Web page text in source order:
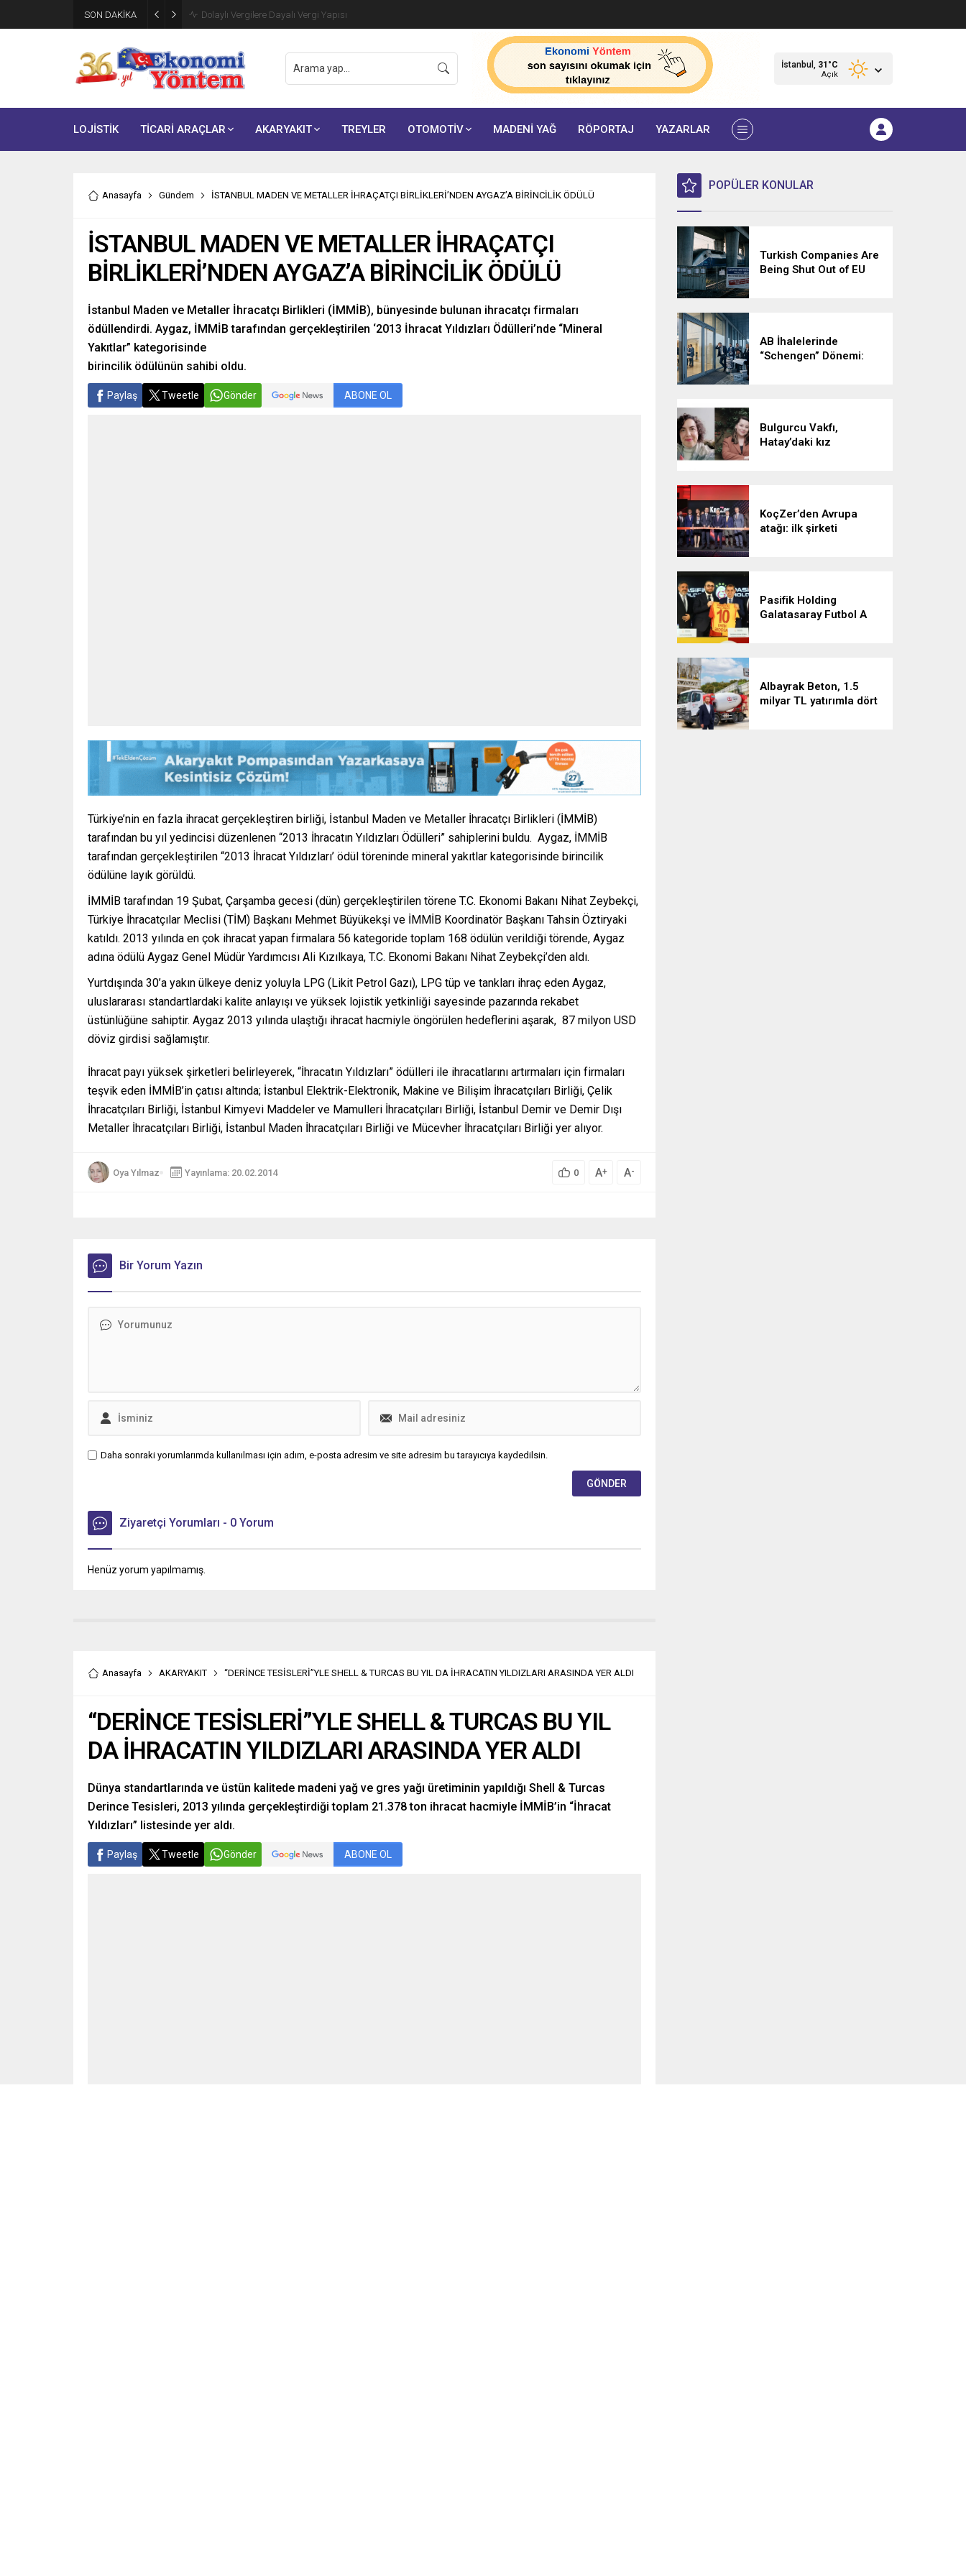
SON DAKİKA
Şarj Ağı İşletmecileri İçin Kritik Tarih: Sertifikalı Çağrı Merkezi Zorunluluğu 23
Eylül’de Başlıyor
İstanbul, 31 °C
Açık
LOJİSTİK TİCARİ ARAÇLAR AKARYAKIT TREYLER OTOMOTİV MADENİ YAĞ RÖPORTAJ YAZARLAR
Anasayfa Gündem İSTANBUL MADEN VE METALLER İHRAÇATÇI BİRLİKLERİ’NDEN AYGAZ’A BİRİNCİLİK ÖDÜLÜ
İSTANBUL MADEN VE METALLER İHRAÇATÇI
BİRLİKLERİ’NDEN AYGAZ’A BİRİNCİLİK ÖDÜLÜ
İstanbul Maden ve Metaller İhracatçı Birlikleri (İMMİB), bünyesinde bulunan ihracatçı firmaları
ödüllendirdi. Aygaz, İMMİB tarafından gerçekleştirilen ‘2013 İhracat Yıldızları Ödülleri’nde “Mineral
Yakıtlar” kategorisinde
birincilik ödülünün sahibi oldu.
Paylaş Tweetle Gönder ABONE OL
Türkiye’nin en fazla ihracat gerçekleştiren birliği, İstanbul Maden ve Metaller İhracatçı Birlikleri (İMMİB)
tarafından bu yıl yedincisi düzenlenen “2013 İhracatın Yıldızları Ödülleri” sahiplerini buldu. Aygaz, İMMİB
tarafından gerçekleştirilen “2013 İhracat Yıldızları’ ödül töreninde mineral yakıtlar kategorisinde birincilik
ödülüne layık görüldü.
İMMİB tarafından 19 Şubat, Çarşamba gecesi (dün) gerçekleştirilen törene T.C. Ekonomi Bakanı Nihat Zeybekçi,
Türkiye İhracatçılar Meclisi (TİM) Başkanı Mehmet Büyükekşi ve İMMİB Koordinatör Başkanı Tahsin Öztiryaki
katıldı. 2013 yılında en çok ihracat yapan firmalara 56 kategoride toplam 168 ödülün verildiği törende, Aygaz
adına ödülü Aygaz Genel Müdür Yardımcısı Ali Kızılkaya, T.C. Ekonomi Bakanı Nihat Zeybekçi’den aldı.
Yurtdışında 30’a yakın ülkeye deniz yoluyla LPG (Likit Petrol Gazı), LPG tüp ve tankları ihraç eden Aygaz,
uluslararası standartlardaki kalite anlayışı ve yüksek lojistik yetkinliği sayesinde pazarında rekabet
üstünlüğüne sahiptir. Aygaz 2013 yılında ulaştığı ihracat hacmiyle öngörülen hedeflerini aşarak, 87 milyon USD
döviz girdisi sağlamıştır.
İhracat payı yüksek şirketleri belirleyerek, “İhracatın Yıldızları” ödülleri ile ihracatlarını artırmaları için firmaları
teşvik eden İMMİB’in çatısı altında; İstanbul Elektrik-Elektronik, Makine ve Bilişim İhracatçıları Birliği, Çelik
İhracatçıları Birliği, İstanbul Kimyevi Maddeler ve Mamulleri İhracatçıları Birliği, İstanbul Demir ve Demir Dışı
Metaller İhracatçıları Birliği, İstanbul Maden İhracatçıları Birliği ve Mücevher İhracatçıları Birliği yer alıyor.
Oya Yılmaz Yayınlama: 20.02.2014 0 A+ A-
Bir Yorum Yazın
Daha sonraki yorumlarımda kullanılması için adım, e-posta adresim ve site adresim bu tarayıcıya kaydedilsin.
Ziyaretçi Yorumları - 0 Yorum
Henüz yorum yapılmamış.
Anasayfa AKARYAKIT “DERİNCE TESİSLERİ”YLE SHELL & TURCAS BU YIL DA İHRACATIN YILDIZLARI ARASINDA YER ALDI
“DERİNCE TESİSLERİ”YLE SHELL & TURCAS BU YIL
DA İHRACATIN YILDIZLARI ARASINDA YER ALDI
Dünya standartlarında ve üstün kalitede madeni yağ ve gres yağı üretiminin yapıldığı Shell & Turcas
Derince Tesisleri, 2013 yılında gerçekleştirdiği toplam 21.378 ton ihracat hacmiyle İMMİB’in “İhracat
Yıldızları” listesinde yer aldı.
Paylaş Tweetle Gönder ABONE OL
POPÜLER KONULAR
Turkish Companies Are
Being Shut Out of EU
AB İhalelerinde
“Schengen” Dönemi:
Bulgurcu Vakfı,
Hatay’daki kız
KoçZer’den Avrupa
atağı: ilk şirketi
Pasifik Holding
Galatasaray Futbol A
Albayrak Beton, 1.5
milyar TL yatırımla dört